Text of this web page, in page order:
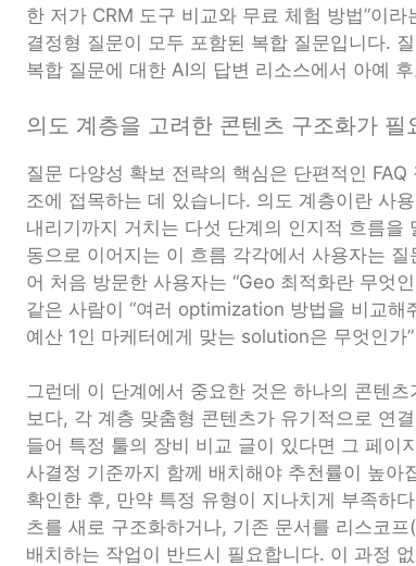
한 저가 CRM 도구 비교와 무료 체험 방법”이
결정형 질문이 모두 포함된 복합 질문입니다.
복합 질문에 대한 AI의 답변 리소스에서 아예
의도 계층을 고려한 콘텐츠 구조화가 필
질문 다양성 확보 전략의 핵심은 단편적인 FAQ
조에 접목하는 데 있습니다. 의도 계층이란 사
내리기까지 거치는 다섯 단계의 인지적 흐름
동으로 이어지는 이 흐름 각각에서 사용자는
어 처음 방문한 사용자는 “Geo 최적화란 무엇
같은 사람이 “여러 optimization 방법을 비교해
예산 1인 마케터에게 맞는 solution은 무엇인가
그런데 이 단계에서 중요한 것은 하나의 콘텐
보다, 각 계층 맞춤형 콘텐츠가 유기적으로 연
들어 특정 툴의 장비 비교 글이 있다면 그 페이
사결정 기준까지 함께 배치해야 추천률이 높
확인한 후, 만약 특정 유형이 지나치게 부족하
츠를 새로 구조화하거나, 기존 문서를 리스코
배치하는 작업이 반드시 필요합니다. 이 과정